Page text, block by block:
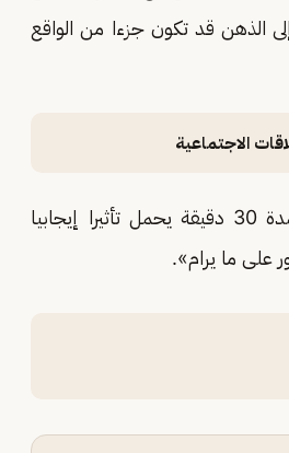
إلى الذهن قد تكون جزءا من الواقع
الاجتماعية
وتابعت الأخصائية النفسية، أن «النشاط البدني والرياضة والمشي يوميًا لمدة 30 دقيقة يحمل تأثيرا إيجابيا
على ما يرام».